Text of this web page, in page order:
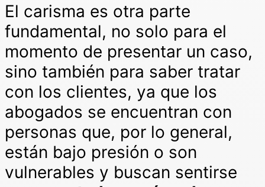
El carisma es otra parte
fundamental, no solo para el
momento de presentar un caso,
sino también para saber tratar
con los clientes, ya que los
abogados se encuentran con
personas que, por lo general,
están bajo presión o son
vulnerables y buscan sentirse